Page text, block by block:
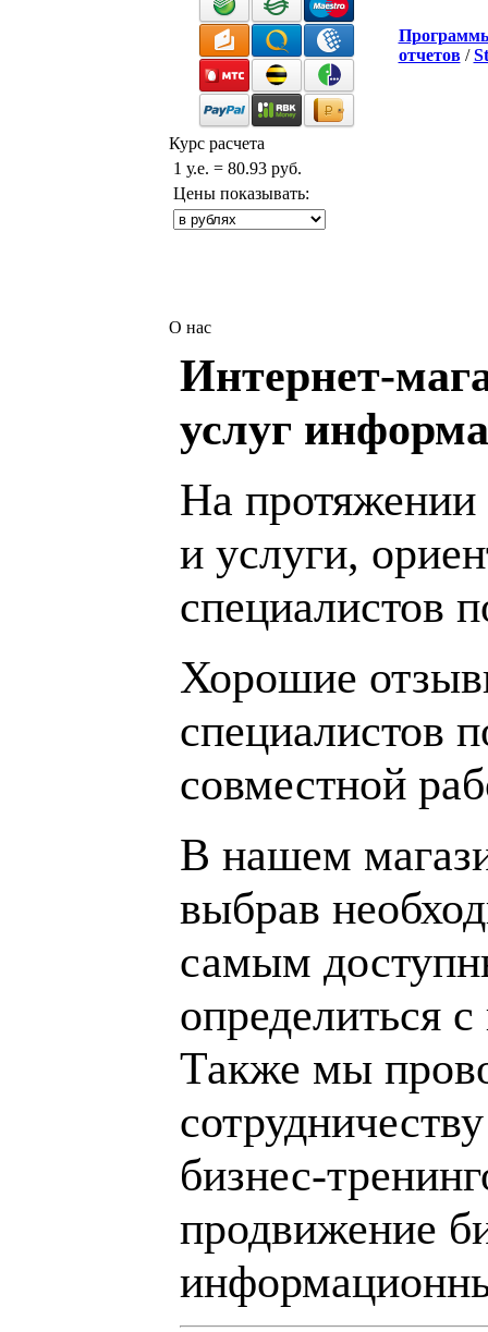
Курс расчета
1 у.е. = 80.93 руб.
Цены показывать:
отчетов/
О нас
Интернет-
услуг
На протяжении
и услуги,
специалистов
Хорошие
специалистов
совместной
В нашем
выбрав
самым
определиться
Также мы
бизнес-
продвижение